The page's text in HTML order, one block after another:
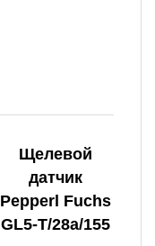
Щелевой
датчик
Pepperl Fuchs
GL5-T/28a/155